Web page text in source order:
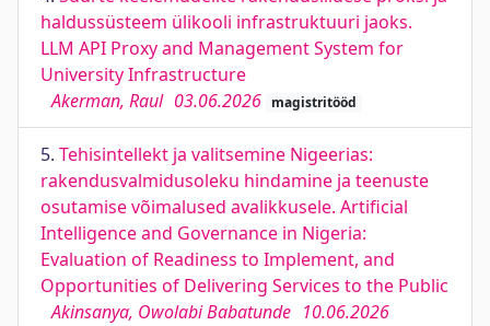
haldussüsteem ülikooli infrastruktuuri jaoks.
LLM API Proxy and Management System for
University Infrastructure
Akerman, Raul 03.06.2026 magistritööd
5. Tehisintellekt ja valitsemine Nigeerias:
rakendusvalmidusoleku hindamine ja teenuste
osutamise võimalused avalikkusele. Artificial
Intelligence and Governance in Nigeria:
Evaluation of Readiness to Implement, and
Opportunities of Delivering Services to the Public
Akinsanya, Owolabi Babatunde 10.06.2026